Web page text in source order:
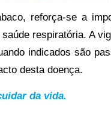
reforça-se a
respiratória. A
indicados são
desta doença.
da vida.